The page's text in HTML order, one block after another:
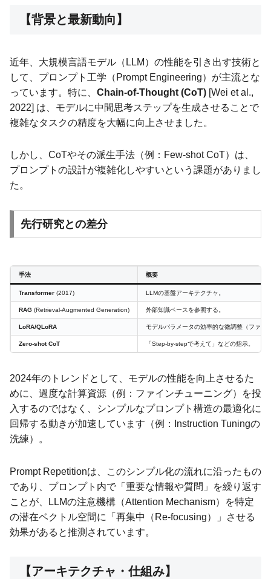
【背景と最新動向】
近年、大規模言語モデル（LLM）の性能を引き出す技術と
して、プロンプト工学（Prompt Engineering）が主流とな
っています。特に、 Chain-of-Thought (CoT) [Wei et al.,
2022] は、モデルに中間思考ステップを生成させることで
複雑なタスクの精度を大幅に向上させました。
しかし、CoTやその派生手法（例：Few-shot CoT）は、
プロンプトの設計が複雑化しやすいという課題がありまし
た。
先行研究との差分
手法 概要
Transformer (2017) LLMの基盤アーキテクチャ。
RAG (Retrieval-Augmented Generation) 外部知識ベースを参照する。
LoRA/QLoRA モデルパラメータの効率的な微調整（ファイ
Zero-shot CoT 「Step-by-stepで考えて」などの指示。
2024年のトレンドとして、モデルの性能を向上させるた
めに、過度な計算資源（例：ファインチューニング）を投
入するのではなく、シンプルなプロンプト構造の最適化に
回帰する動きが加速しています（例：Instruction Tuningの
洗練）。
Prompt Repetitionは、このシンプル化の流れに沿ったもの
であり、プロンプト内で「重要な情報や質問」を繰り返す
ことが、LLMの注意機構（Attention Mechanism）を特定
の潜在ベクトル空間に「再集中（Re-focusing）」させる
効果があると推測されています。
【アーキテクチャ・仕組み】